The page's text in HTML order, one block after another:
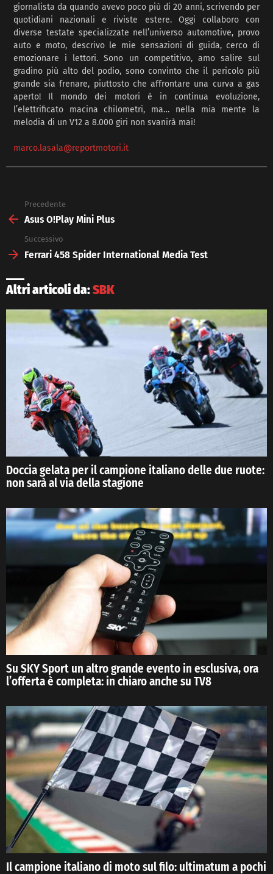
giornalista da quando avevo poco più di 20 anni, scrivendo per
quotidiani nazionali e riviste estere. Oggi collaboro con
diverse testate specializzate nell’universo automotive, provo
auto e moto, descrivo le mie sensazioni di guida, cerco di
emozionare i lettori. Sono un competitivo, amo salire sul
gradino più alto del podio, sono convinto che il pericolo più
grande sia frenare, piuttosto che affrontare una curva a gas
aperto! Il mondo dei motori è in continua evoluzione,
l’elettrificato macina chilometri, ma… nella mia mente la
melodia di un V12 a 8.000 giri non svanirà mai!
marco.lasala@reportmotori.it
more
Precedente
Asus O!Play Mini Plus
Successivo
Ferrari 458 Spider International Media Test
Altri articoli da:SBK
Doccia gelata per il campione italiano delle due ruote:
non sarà al via della stagione
Su SKY Sport un altro grande evento in esclusiva, ora
l’offerta è completa: in chiaro anche su TV8
Il campione italiano di moto sul filo: ultimatum a pochi